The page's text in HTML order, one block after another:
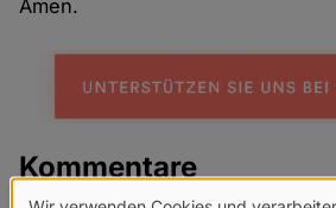
Amen.
Kommentare